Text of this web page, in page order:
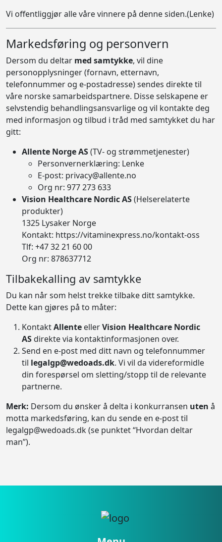
Vi offentliggjør alle våre vinnere på denne siden.(Lenke)
Markedsføring og personvern
Dersom du deltar med samtykke, vil dine
personopplysninger (fornavn, etternavn,
telefonnummer og e-postadresse) sendes direkte til
våre norske samarbeidspartnere. Disse selskapene er
selvstendig behandlingsansvarlige og vil kontakte deg
med informasjon og tilbud i tråd med samtykket du har
gitt:
Allente Norge AS(TV- og strømmetjenester)
Personvernerklæring: Lenke
E-post: privacy@allente.no
Org nr: 977 273 633
Vision Healthcare Nordic AS(Helserelaterte
produkter)
1325 Lysaker Norge
Kontakt: https://vitaminexpress.no/kontakt-oss
Tlf: +47 32 21 60 00
Org nr: 878637712
Tilbakekalling av samtykke
Du kan når som helst trekke tilbake ditt samtykke.
Dette kan gjøres på to måter:
KontaktAllente ellerVision Healthcare Nordic
ASdirekte via kontaktinformasjonen over.
Send en e-post med ditt navn og telefonnummer
til legalgp@wedoads.dk. Vi vil da videreformidle
din forespørsel om sletting/stopp til de relevante
partnerne.
Merk: Dersom du ønsker å delta i konkurransen uten å
motta markedsføring, kan du sende en e-post til
legalgp@wedoads.dk (se punktet “Hvordan deltar
man”).